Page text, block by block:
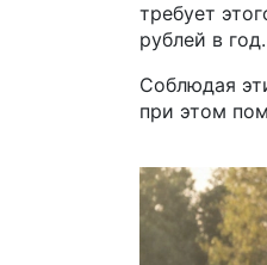
требует
рублей в год.
Соблюдая
при этом